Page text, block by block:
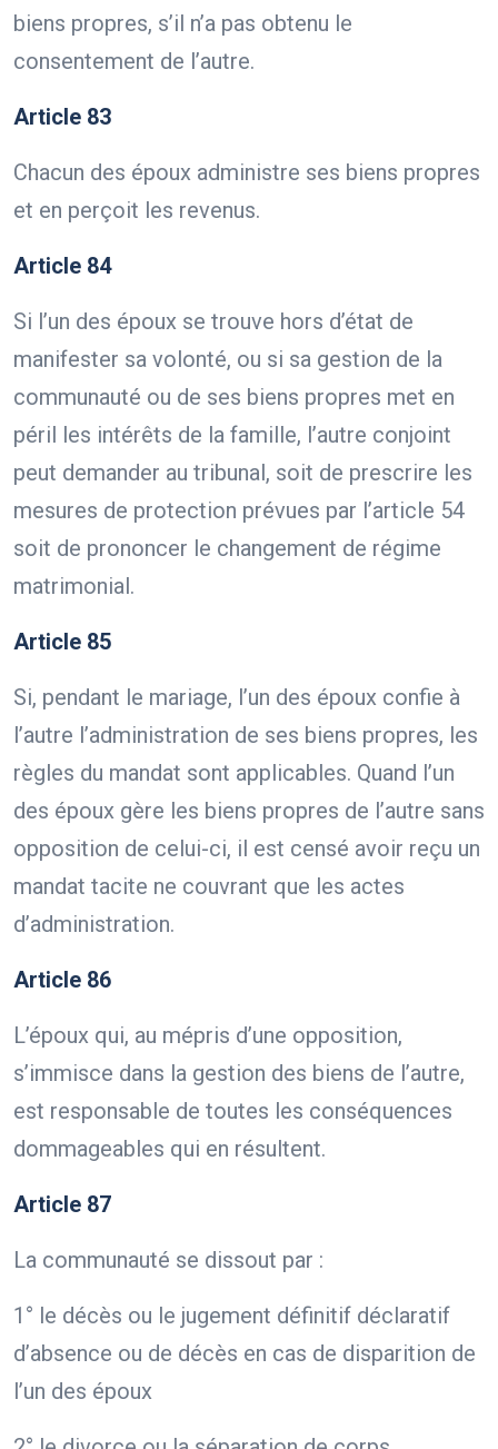
biens propres, s’il n’a pas obtenu le
consentement de l’autre.
Article 83
Chacun des époux administre ses biens propres
et en perçoit les revenus.
Article 84
Si l’un des époux se trouve hors d’état de
manifester sa volonté, ou si sa gestion de la
communauté ou de ses biens propres met en
péril les intérêts de la famille, l’autre conjoint
peut demander au tribunal, soit de prescrire les
mesures de protection prévues par l’article 54
soit de prononcer le changement de régime
matrimonial.
Article 85
Si, pendant le mariage, l’un des époux confie à
l’autre l’administration de ses biens propres, les
règles du mandat sont applicables. Quand l’un
des époux gère les biens propres de l’autre sans
opposition de celui-ci, il est censé avoir reçu un
mandat tacite ne couvrant que les actes
d’administration.
Article 86
L’époux qui, au mépris d’une opposition,
s’immisce dans la gestion des biens de l’autre,
est responsable de toutes les conséquences
dommageables qui en résultent.
Article 87
La communauté se dissout par :
1° le décès ou le jugement définitif déclaratif
d’absence ou de décès en cas de disparition de
l’un des époux